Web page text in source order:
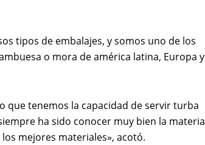
tipos de embalajes, y somos uno de los
o mora de américa latina, Europa y
que tenemos la capacidad de servir turba
ha sido conocer muy bien la materia
mejores materiales», acotó.